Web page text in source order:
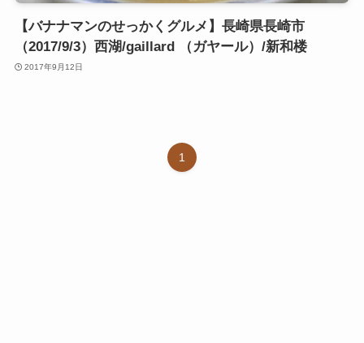
【バナナマンのせっかくグルメ】長崎県長崎市
（2017/9/3）西湖/gaillard （ガヤール）/新和楼
2017年9月12日
1